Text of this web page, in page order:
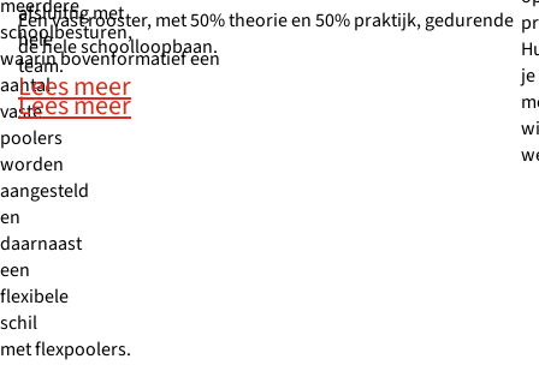
meerdere
schoolbesturen,
waarin bovenformatief een
aantal
vaste
poolers
worden
aangesteld
en
daarnaast
een
flexibele
schil
met flexpoolers.
afsluitng met
hele
team.
Lees meer
Een vast rooster, met 50% theorie en 50% praktijk, gedurende
de hele schoolloopbaan.
Lees meer
je